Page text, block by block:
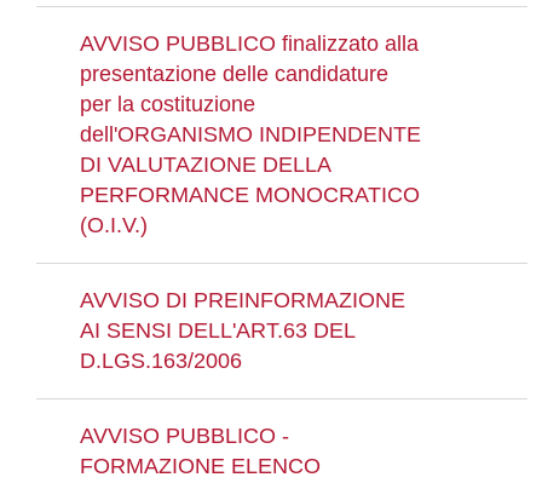
AVVISO PUBBLICO finalizzato alla
presentazione delle candidature
per la costituzione
dell'ORGANISMO INDIPENDENTE
DI VALUTAZIONE DELLA
PERFORMANCE MONOCRATICO
(O.I.V.)
AVVISO DI PREINFORMAZIONE
AI SENSI DELL'ART.63 DEL
D.LGS.163/2006
AVVISO PUBBLICO -
FORMAZIONE ELENCO